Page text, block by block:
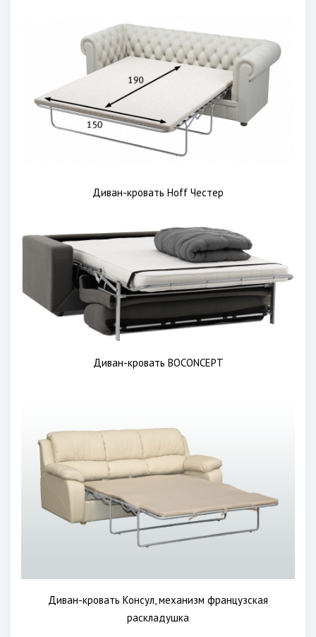
Диван-кровать Hoff Честер
Диван-кровать BOCONCEPT
Диван-кровать Консул, механизм французская
раскладушка